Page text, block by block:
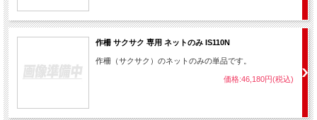
作柵 サクサク 専用 ネットのみ IS110N
作柵（サクサク）のネットのみの単品です。
価格:46,180円(税込)